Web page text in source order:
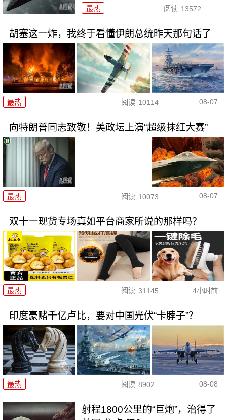
最热 阅读 13572
胡塞这一炸，我终于看懂伊朗总统昨天那句话了
最热 阅读 10114 08-07
向特朗普同志致敬！美政坛上演“超级抹红大赛”
最热 阅读 10073 08-07
双十一现货专场真如平台商家所说的那样吗？
最热 阅读 31145 4小时前
印度豪赌千亿卢比，要对中国光伏“卡脖子”？
最热 阅读 8902 08-08
射程1800公里的“巨炮”，治得了